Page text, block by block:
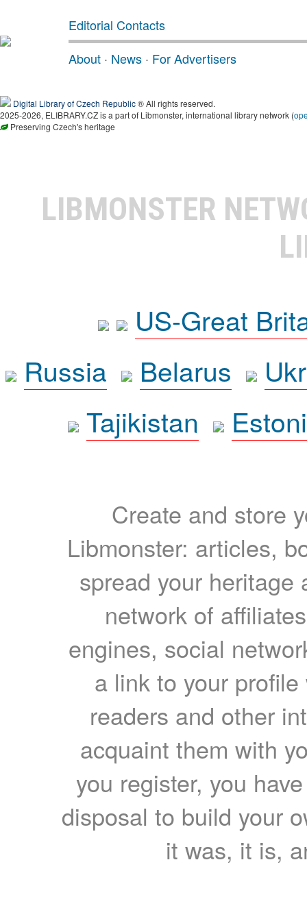
Editorial Contacts
About · News · For Advertisers
Digital Library of Czech Republic® All rights reserved.
2025-2026, ELIBRARY.CZ is a part of Libmonster, international library network (
Preserving Czech's heritage
LIBMONSTER
US-Great
Russia
Belarus
Tajikistan
Create and store
Libmonster: articles,
spread your heritage
network of
engines, social
a link to your
readers and other
acquaint them with
you register, you
disposal to build your
it was, it is,